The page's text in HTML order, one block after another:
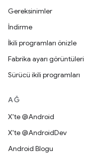
Gereksinimler
İndirme
İkili programları önizle
Fabrika ayarı görüntüleri
Sürücü ikili programları
AĞ
X'te @Android
X'te @AndroidDev
Android Blogu